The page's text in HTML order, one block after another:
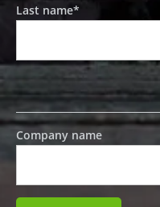
Last name*
Company name